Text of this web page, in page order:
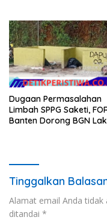
Hilang 3 Bulan Bawa
Anggaran
Dugaan Permasalahan
Limbah SPPG Saketi,
Banten Dorong BGN
Tinggalkan
Alamat email Anda tidak
ditandai *